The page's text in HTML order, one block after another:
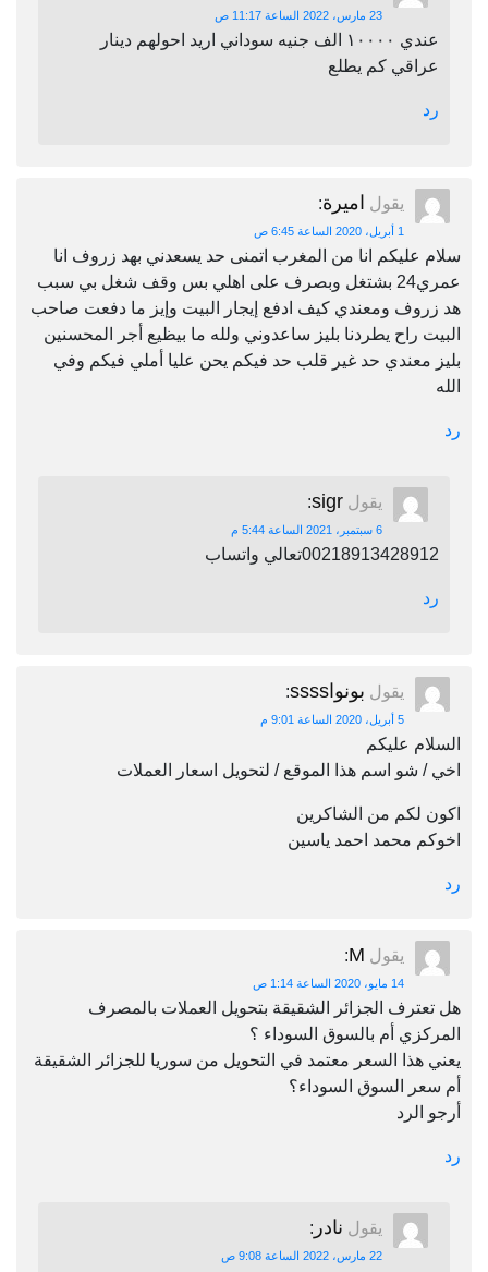
23 مارس، 2022 الساعة 11:17 ص
عندي ١٠٠٠٠ الف جنيه سوداني اريد احولهم دينار
عراقي كم يطلع
رد
يقول اميرة:
1 أبريل، 2020 الساعة 6:45 ص
سلام عليكم انا من المغرب اتمنى حد يسعدني بهد زروف انا
عمري24 بشتغل وبصرف على اهلي بس وقف شغل بي سبب
هد زروف ومعندي كيف ادفع إيجار البيت وإيز ما دفعت صاحب
البيت راح يطردنا بليز ساعدوني ولله ما بيظيع أجر المحسنين
بليز معندي حد غير قلب حد فيكم يحن عليا أملي فيكم وفي
الله
رد
يقول sigr
:
6 سبتمبر، 2021 الساعة 5:44 م
00218913428912تعالي واتساب
رد
يقول بونواssss :
5 أبريل، 2020 الساعة 9:01 م
السلام عليكم
اخي / شو اسم هذا الموقع / لتحويل اسعار العملات
اكون لكم من الشاكرين
اخوكم محمد احمد ياسين
رد
يقول M
:
14 مايو، 2020 الساعة 1:14 ص
هل تعترف الجزائر الشقيقة بتحويل العملات بالمصرف
المركزي أم بالسوق السوداء ؟
يعني هذا السعر معتمد في التحويل من سوريا للجزائر الشقيقة
أم سعر السوق السوداء؟
أرجو الرد
رد
يقول نادر :
22 مارس، 2022 الساعة 9:08 ص